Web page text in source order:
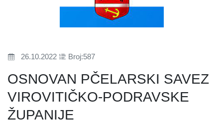
26.10.2022 Broj:587
OSNOVAN PČELARSKI SAVEZ
VIROVITIČKO-PODRAVSKE
ŽUPANIJE